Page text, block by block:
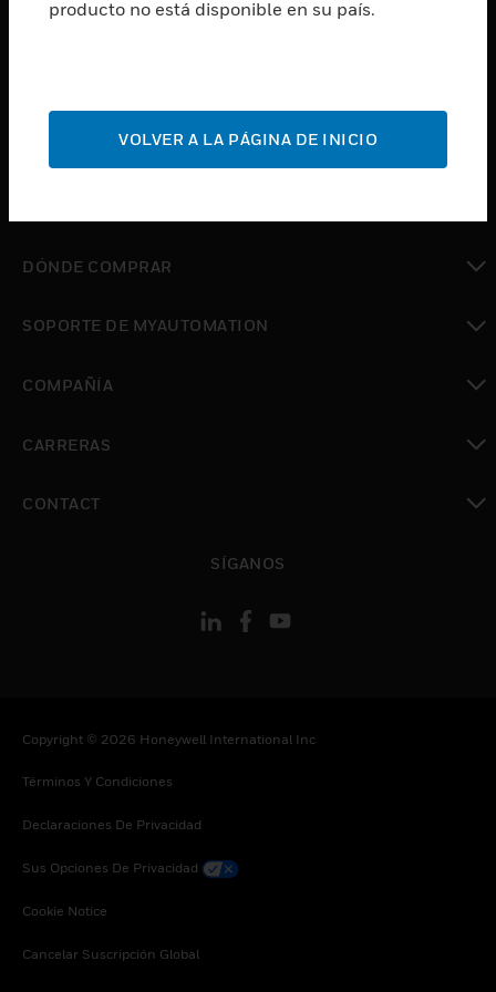
Cambiar vista
Cambiar vista
INDUSTRIAS
DÓNDE COMPRAR
SOPORTE DE MYAUTOMATION
COMPAÑÍA
CARRERAS
CONTACT
SÍGANOS
Copyright © 2026 Honeywell International Inc
Términos Y Condiciones
Declaraciones De Privacidad
Sus Opciones De Privacidad
Cookie Notice
Cancelar Suscripción Global
producto no está disponible en su país.
VOLVER A LA PÁGINA DE INICIO